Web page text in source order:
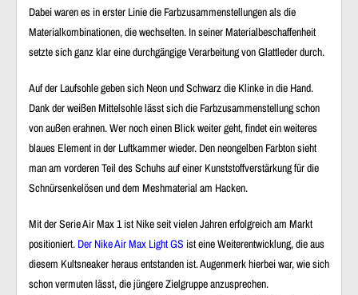
Dabei waren es in erster Linie die Farbzusammenstellungen als die
Materialkombinationen, die wechselten. In seiner Materialbeschaffenheit
setzte sich ganz klar einedurchgängige Verarbeitung von Glattlederdurch.
Auf der Laufsohle geben sich Neon und Schwarz die Klinke in die Hand.
Dank derweißen Mittelsohlelässt sich die Farbzusammenstellung schon
von außen erahnen. Wer noch einen Blick weiter geht, findetein weiteres
blaues Element in der Luftkammerwieder. Denneongelben Farbton sieht
man am vorderen Teil des Schuhsaufeiner Kunststoffverstärkung für die
Schnürsenkelösenund dem Meshmaterial am Hacken.
Mit der SerieAir Max 1ist Nike seit vielen Jahren erfolgreich am Markt
positioniert. Der Nike Air Max Light GS ist eine Weiterentwicklung, die aus
diesem Kultsneaker heraus entstanden ist. Augenmerk hierbei war, wie sich
schon vermuten lässt,die jüngere Zielgruppeanzusprechen.